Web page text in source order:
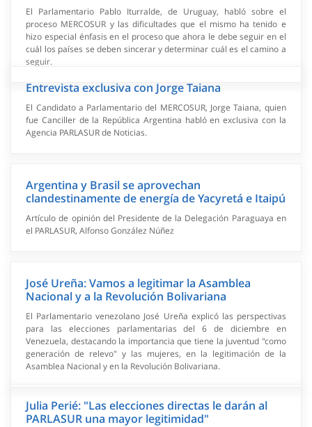
El Parlamentario Pablo Iturralde, de Uruguay, habló sobre el
proceso MERCOSUR y las dificultades que el mismo ha tenido e
hizo especial énfasis en el proceso que ahora le debe seguir en el
cuál los países se deben sincerar y determinar cuál es el camino a
seguir.
Entrevista exclusiva con Jorge Taiana
El Candidato a Parlamentario del MERCOSUR, Jorge Taiana, quien
fue Canciller de la República Argentina habló en exclusiva con la
Agencia PARLASUR de Noticias.
Argentina y Brasil se aprovechan
clandestinamente de energía de Yacyretá e Itaipú
Artículo de opinión del Presidente de la Delegación Paraguaya en
el PARLASUR, Alfonso González Núñez
José Ureña: Vamos a legitimar la Asamblea
Nacional y a la Revolución Bolivariana
El Parlamentario venezolano José Ureña explicó las perspectivas
para las elecciones parlamentarias del 6 de diciembre en
Venezuela, destacando la importancia que tiene la juventud "como
generación de relevo" y las mujeres, en la legitimación de la
Asamblea Nacional y en la Revolución Bolivariana.
Julia Perié: "Las elecciones directas le darán al
PARLASUR una mayor legitimidad"